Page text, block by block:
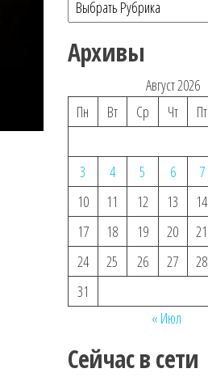
Архивы
Август 2026
Пн
Вт Ср Чт Пт
3
4 5 6 7
10
11 12 13 14
17
18 19 20 21
24
25 26 27 28
31
« Июл
Сейчас в сети